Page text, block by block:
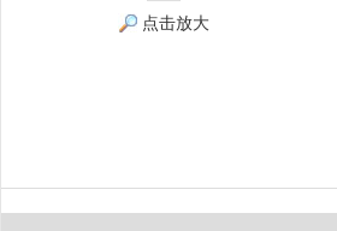
点击放大